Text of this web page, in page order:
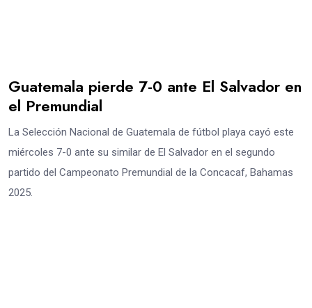
Guatemala pierde 7-0 ante El Salvador en
el Premundial
La Selección Nacional de Guatemala de fútbol playa cayó este
miércoles 7-0 ante su similar de El Salvador en el segundo
partido del Campeonato Premundial de la Concacaf, Bahamas
2025.